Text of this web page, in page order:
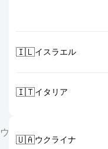
🇮🇱イスラエル
🇮🇹イタリア
ウ
🇺🇦ウクライナ